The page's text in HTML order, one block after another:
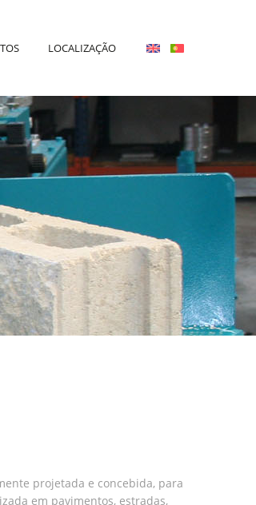
LOCALIZAÇÃO
projetada e concebida, para
em pavimentos, estradas,